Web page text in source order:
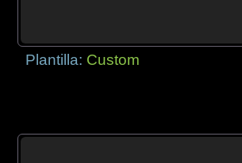
Plantilla: Custom